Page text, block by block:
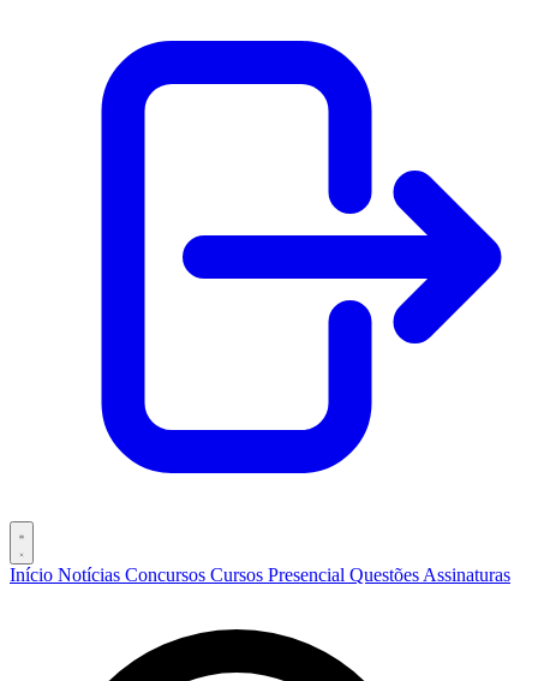
Início Notícias Concursos Cursos Presencial Questões Assinaturas